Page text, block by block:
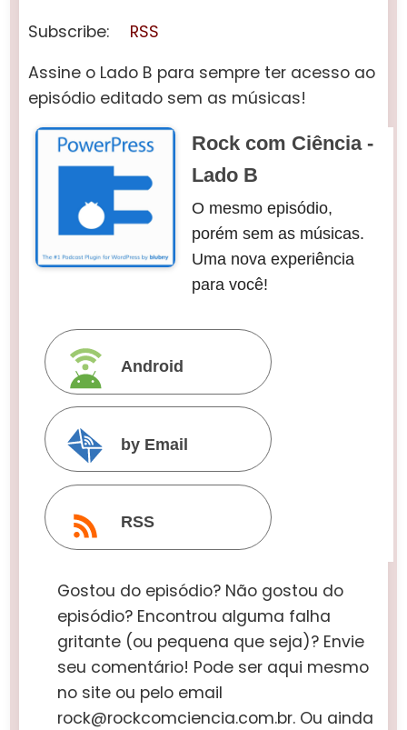
Subscribe:
RSS
Assine o Lado B para sempre ter acesso ao
episódio editado sem as músicas!
Rock com Ciência -
Lado B
O mesmo episódio,
porém sem as músicas.
Uma nova experiência
para você!
Android
by Email
RSS
Gostou do episódio? Não gostou do
episódio? Encontrou alguma falha
gritante (ou pequena que seja)? Envie
seu comentário! Pode ser aqui mesmo
no site ou pelo email
rock@rockcomciencia.com.br. Ou ainda